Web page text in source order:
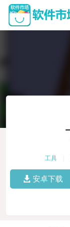
工具
安卓下载